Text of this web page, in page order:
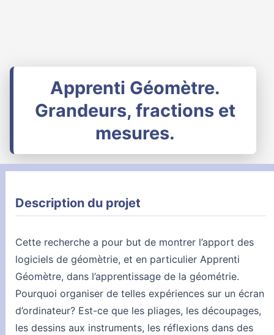
Apprenti Géomètre.
Grandeurs, fractions et
mesures.
Description du projet
Cette recherche a pour but de montrer l’apport des
logiciels de géomètrie, et en particulier Apprenti
Géomètre, dans l’apprentissage de la géométrie.
Pourquoi organiser de telles expériences sur un écran
d’ordinateur? Est-ce que les pliages, les découpages,
les dessins aux instruments, les réflexions dans des